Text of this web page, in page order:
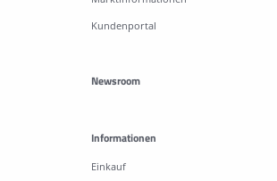
Kundenportal
Newsroom
Informationen
Einkauf